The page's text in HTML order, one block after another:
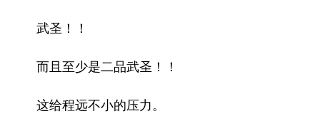
武圣！！
而且至少是二品武圣！！
这给程远不小的压力。